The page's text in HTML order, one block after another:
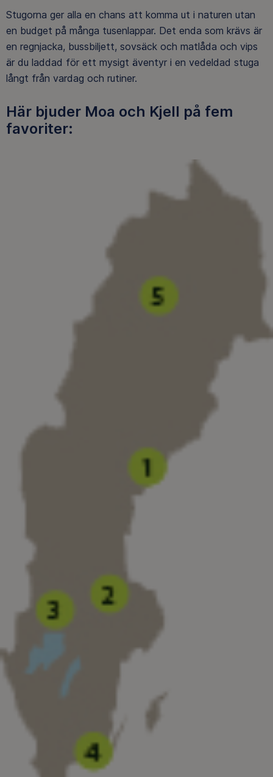
Stugorna ger alla en chans att komma ut i naturen utan
en budget på många tusenlappar. Det enda som krävs är
en regnjacka, bussbiljett, sovsäck och matlåda och vips
är du laddad för ett mysigt äventyr i en vedeldad stuga
långt från vardag och rutiner.
Här bjuder Moa och Kjell på fem
favoriter: